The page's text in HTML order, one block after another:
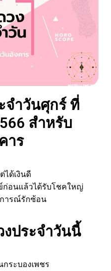
จำวันศุกร์ ที่
สำหรับ
าร
ได้เงินดี
ก่อนแล้วได้รับโชคใหญ่
ารณ์รักซ้อน
งประจำวันนี้
ระบองเพชร